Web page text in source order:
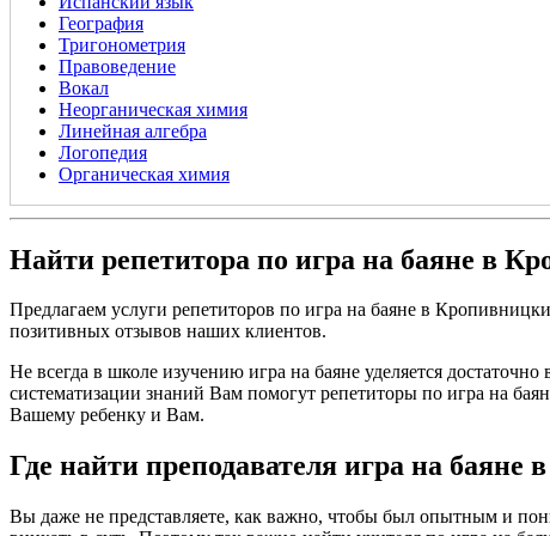
География
Тригонометрия
Правоведение
Вокал
Неорганическая химия
Линейная алгебра
Логопедия
Органическая химия
Найти репетитора по игра на баяне в
Предлагаем услуги репетиторов по игра на баяне в
позитивных отзывов наших клиентов.
Не всегда в школе изучению игра на баяне уделяется
систематизации знаний Вам помогут репетиторы по игра на
Вашему ребенку и Вам.
Где найти преподавателя игра на баяне
Вы даже не представляете, как важно, чтобы был опытным и